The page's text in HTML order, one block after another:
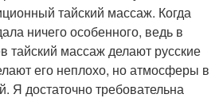
тайский массаж. Когда
ничего особенного, ведь в
тайский массаж делают русские
его неплохо, но атмосферы в
Я достаточно требовательна